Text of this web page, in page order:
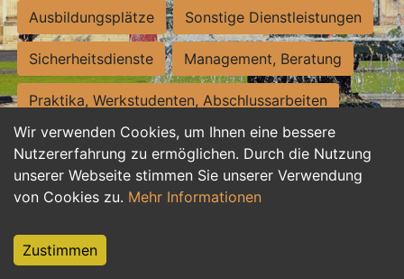
Wir verwenden Cookies, um Ihnen eine bessere
Nutzererfahrung zu ermöglichen. Durch die Nutzung
unserer Webseite stimmen Sie unserer Verwendung
von Cookies zu. Mehr Informationen
Zustimmen
Ausbildungsplätze Sonstige Dienstleistungen
Sicherheitsdienste Management, Beratung
Praktika, Werkstudenten, Abschlussarbeiten
Personalwesen Assistenz, Sekretariat
Hilfskräfte, Aushilfs- und Nebenjobs
Weiterbildung, Studium, duale Ausbildung